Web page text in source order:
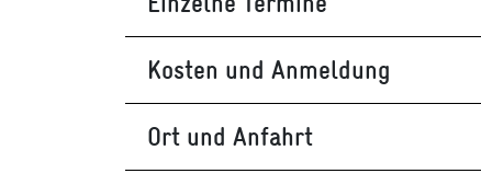
Kosten und Anmeldung
Ort und Anfahrt